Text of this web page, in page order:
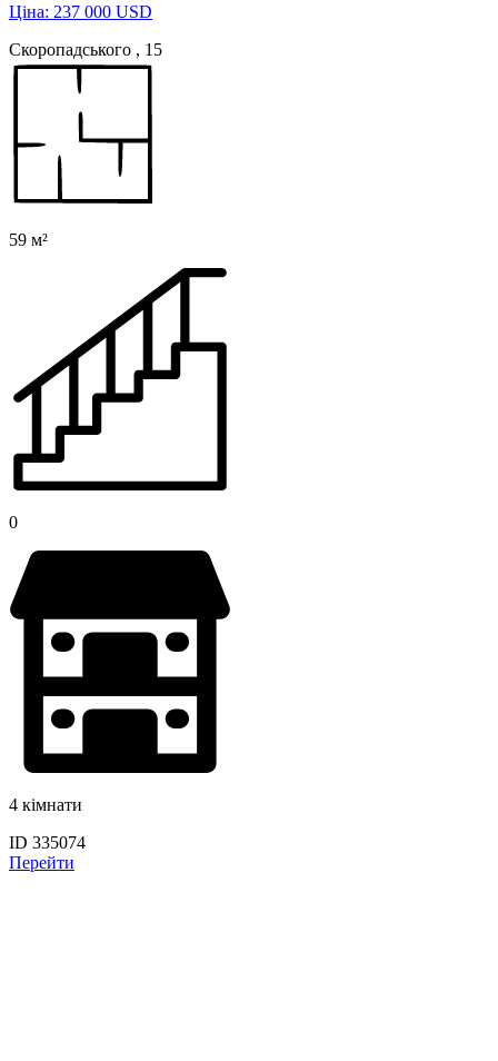
Ціна: 237 000 USD
Скоропадського , 15
59 м²
0
4 кімнати
ID 335074
Перейти